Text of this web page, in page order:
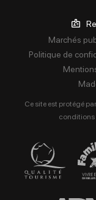
Marchés
Politique de
Ce site est protégé